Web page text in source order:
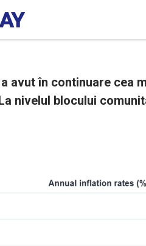
avut în continuare cea
nivelul blocului